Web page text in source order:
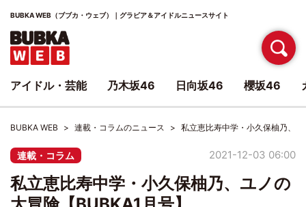
BUBKA WEB（ブブカ・ウェブ）｜グラビア＆アイドルニュースサイト
BUBKA WEB 連載・コラムのニュース 私立恵比寿中学・小久保柚乃、
連載・コラム 2021-12-03 06:00
私立恵比寿中学・小久保柚乃、ユノの
アイドル・芸能 乃木坂46 日向坂46 櫻坂46